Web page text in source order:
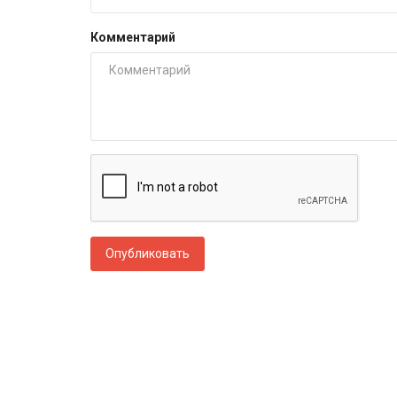
Комментарий
Опубликовать